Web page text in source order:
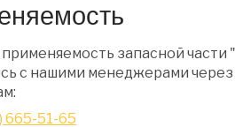
применяемость запасной
с нашими менеджерами
665-51-65